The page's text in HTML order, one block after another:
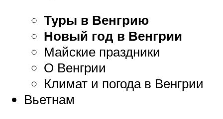
Туры в Венгрию
Новый год в Венгрии
Майские праздники
О Венгрии
Климат и погода в Венгрии
Вьетнам